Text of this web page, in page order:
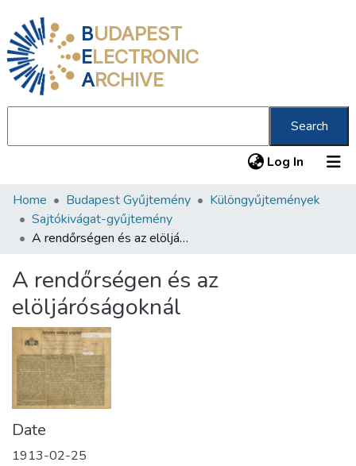
BUDAPEST
ELECTRONIC
ARCHIVE
Search
Log In (current)
Communities & Collections
All of DSpace
About us
Home Budapest Gyűjtemény
Különgyűjtemények
Sajtókivágat-gyűjtemény
A rendőrségen és az elöljáróságoknál
A rendőrségen és az
elöljáróságoknál
Date
1913-02-25